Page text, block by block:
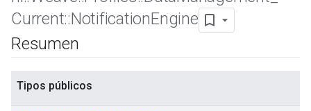
Current::NotificationEngine
Resumen
Tipos públicos